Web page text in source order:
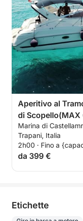
Aperitivo al
di Scopello(MAX
Marina di
Trapani, Italia
2h00 · Fino a
da 399 €
Etichette